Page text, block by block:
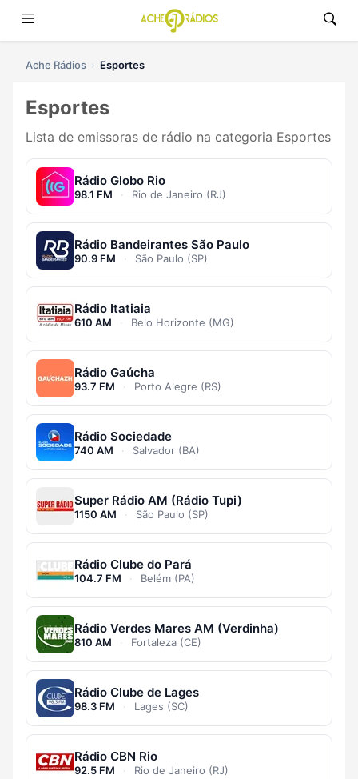
Ache Rádios Esportes
Esportes
Lista de emissoras de rádio na categoria Esportes
Rádio Globo Rio
98.1 FM · Rio de Janeiro (RJ)
Rádio Bandeirantes São Paulo
90.9 FM · São Paulo (SP)
Rádio Itatiaia
610 AM · Belo Horizonte (MG)
Rádio Gaúcha
93.7 FM · Porto Alegre (RS)
Rádio Sociedade
740 AM · Salvador (BA)
Super Rádio AM (Rádio Tupi)
1150 AM · São Paulo (SP)
Rádio Clube do Pará
104.7 FM · Belém (PA)
Rádio Verdes Mares AM (Verdinha)
810 AM · Fortaleza (CE)
Rádio Clube de Lages
98.3 FM · Lages (SC)
Rádio CBN Rio
92.5 FM · Rio de Janeiro (RJ)